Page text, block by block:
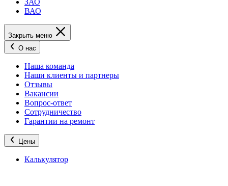
ЗАО
ВАО
Закрыть меню
О нас
Наша команда
Наши клиенты и партнеры
Отзывы
Вакансии
Вопрос-ответ
Сотрудничество
Гарантии на ремонт
Цены
Калькулятор